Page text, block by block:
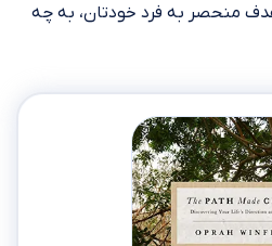
منحصر به فرد خودتان، به چه